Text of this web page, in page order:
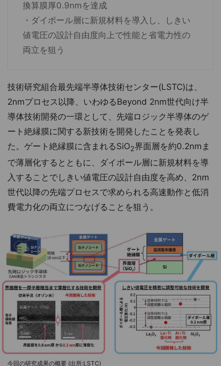
換算膜厚0.9nmを達成
・ダイポール層に新規材料を導入し、しきい
値電圧の設計自由度向上で性能と省電力性の
両立を狙う
技術研究組合最先端半導体技術センター(LSTC)は、
2nmプロセス以降、いわゆるBeyond 2nm世代向け半
導体技術開発の一環として、先端ロジック半導体のゲ
ート絶縁膜に関する新技術を開発したことを発表し
た。ゲート絶縁膜に含まれるSiO2界面層を約0.2nmま
で薄層化するとともに、ダイポール層に新規材料を導
入することでしきい値電圧の設計自由度を高め、2nm
世代以降の先端プロセスで求められる高速動作と低消
費電力化の両立につなげることを狙う。
今回の研究成果の概要 (出所:LSTC)